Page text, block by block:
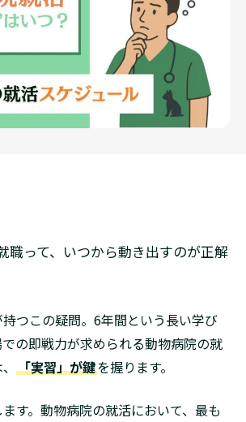
職って、いつから動き出すのが正解
つこの疑問。6年間という長い学び
の即戦力が求められる動物病院の就
「実習」が鍵を握ります。
す。動物病院の就活において、最も